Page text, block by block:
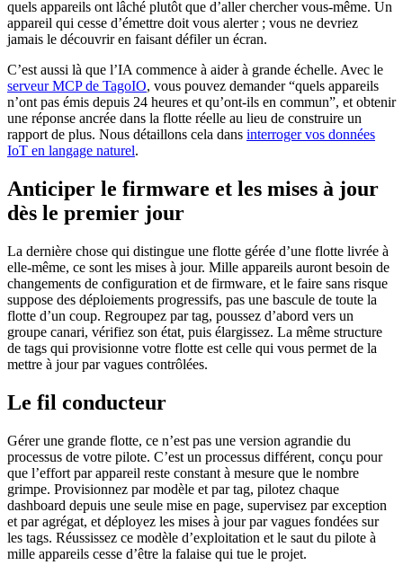
quels appareils ont lâché plutôt que d’aller chercher vous-même. Un
appareil qui cesse d’émettre doit vous alerter ; vous ne devriez
jamais le découvrir en faisant défiler un écran.
C’est aussi là que l’IA commence à aider à grande échelle. Avec le
serveur MCP de TagoIO, vous pouvez demander “quels appareils
n’ont pas émis depuis 24 heures et qu’ont-ils en commun”, et obtenir
une réponse ancrée dans la flotte réelle au lieu de construire un
rapport de plus. Nous détaillons cela dans interroger vos données
IoT en langage naturel.
Anticiper le firmware et les mises à jour
dès le premier jour
La dernière chose qui distingue une flotte gérée d’une flotte livrée à
elle-même, ce sont les mises à jour. Mille appareils auront besoin de
changements de configuration et de firmware, et le faire sans risque
suppose des déploiements progressifs, pas une bascule de toute la
flotte d’un coup. Regroupez par tag, poussez d’abord vers un
groupe canari, vérifiez son état, puis élargissez. La même structure
de tags qui provisionne votre flotte est celle qui vous permet de la
mettre à jour par vagues contrôlées.
Le fil conducteur
Gérer une grande flotte, ce n’est pas une version agrandie du
processus de votre pilote. C’est un processus différent, conçu pour
que l’effort par appareil reste constant à mesure que le nombre
grimpe. Provisionnez par modèle et par tag, pilotez chaque
dashboard depuis une seule mise en page, supervisez par exception
et par agrégat, et déployez les mises à jour par vagues fondées sur
les tags. Réussissez ce modèle d’exploitation et le saut du pilote à
mille appareils cesse d’être la falaise qui tue le projet.